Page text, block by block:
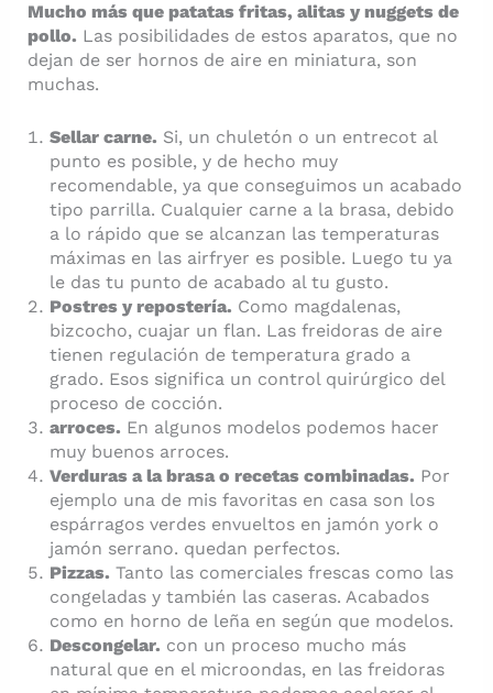
Mucho más que patatas fritas, alitas y nuggets de
pollo. Las posibilidades de estos aparatos, que no
dejan de ser hornos de aire en miniatura, son
muchas.
Sellar carne. Si, un chuletón o un entrecot al
punto es posible, y de hecho muy
recomendable, ya que conseguimos un acabado
tipo parrilla. Cualquier carne a la brasa, debido
a lo rápido que se alcanzan las temperaturas
máximas en las airfryer es posible. Luego tu ya
le das tu punto de acabado al tu gusto.
Postres y repostería. Como magdalenas,
bizcocho, cuajar un flan. Las freidoras de aire
tienen regulación de temperatura grado a
grado. Esos significa un control quirúrgico del
proceso de cocción.
arroces. En algunos modelos podemos hacer
muy buenos arroces.
Verduras a la brasa o recetas combinadas. Por
ejemplo una de mis favoritas en casa son los
espárragos verdes envueltos en jamón york o
jamón serrano. quedan perfectos.
Pizzas. Tanto las comerciales frescas como las
congeladas y también las caseras. Acabados
como en horno de leña en según que modelos.
Descongelar. con un proceso mucho más
natural que en el microondas, en las freidoras